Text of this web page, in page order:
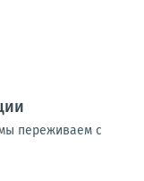
переживаем с